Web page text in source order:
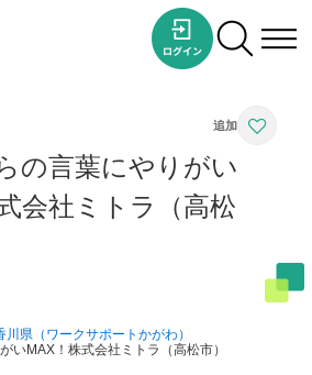
の言葉にやりがい
会社ミトラ（高松
川県（ワークサポートかがわ）
いMAX！株式会社ミトラ（高松市）